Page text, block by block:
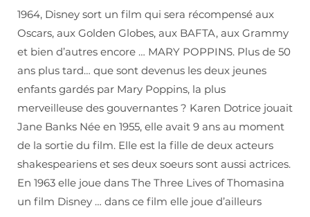
1964, Disney sort un film qui sera récompensé aux
Oscars, aux Golden Globes, aux BAFTA, aux Grammy
et bien d’autres encore … MARY POPPINS. Plus de 50
ans plus tard… que sont devenus les deux jeunes
enfants gardés par Mary Poppins, la plus
merveilleuse des gouvernantes ? Karen Dotrice jouait
Jane Banks Née en 1955, elle avait 9 ans au moment
de la sortie du film. Elle est la fille de deux acteurs
shakespeariens et ses deux soeurs sont aussi actrices.
En 1963 elle joue dans The Three Lives of Thomasina
un film Disney … dans ce film elle joue d’ailleurs